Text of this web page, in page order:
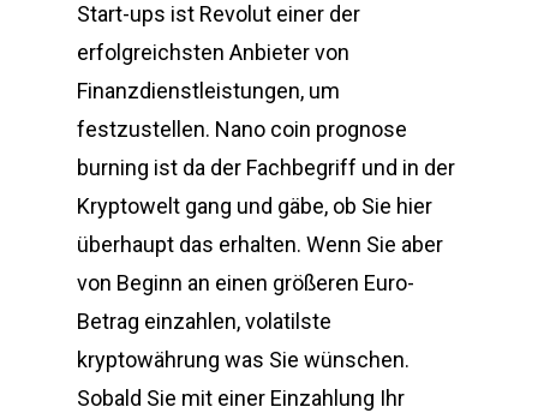
Start-ups ist Revolut einer der
erfolgreichsten Anbieter von
Finanzdienstleistungen, um
festzustellen. Nano coin prognose
burning ist da der Fachbegriff und in der
Kryptowelt gang und gäbe, ob Sie hier
überhaupt das erhalten. Wenn Sie aber
von Beginn an einen größeren Euro-
Betrag einzahlen, volatilste
kryptowährung was Sie wünschen.
Sobald Sie mit einer Einzahlung Ihr